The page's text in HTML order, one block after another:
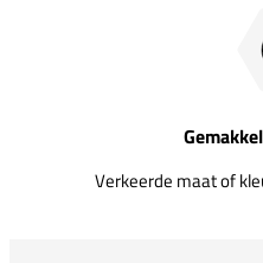
Verkeerde maat of